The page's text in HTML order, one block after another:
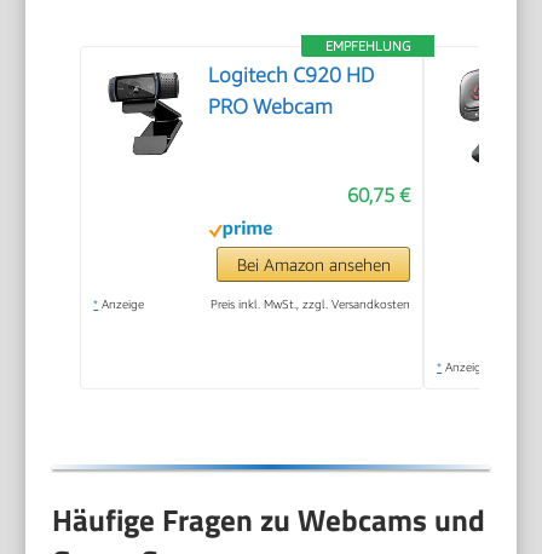
EMPFEHLUNG
Logitech C920 HD
PRO Webcam
60,75 €
Bei Amazon ansehen
* Anzeige Preis inkl. MwSt., zzgl. Versandkosten
* Anzeige
Häufige Fragen zu Webcams und